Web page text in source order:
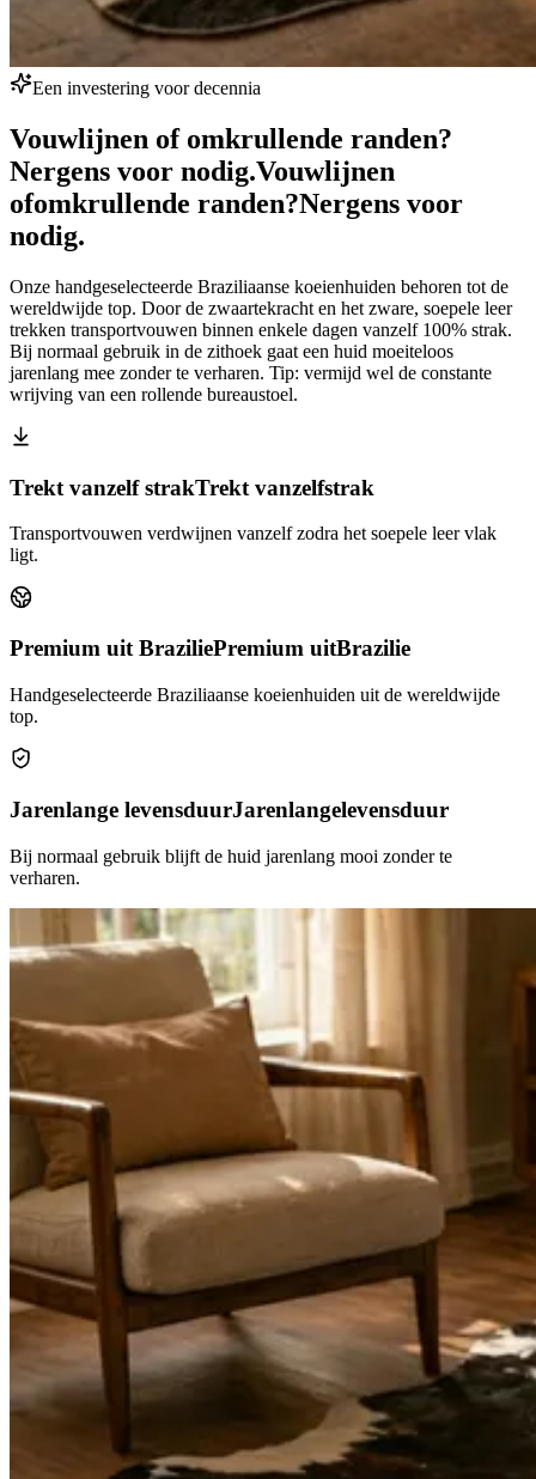
Een investering voor decennia
Vouwlijnen of omkrullende randen?
Nergens voor nodig.Vouwlijnen
ofomkrullende randen?Nergens voor
nodig.
Onze handgeselecteerde Braziliaanse koeienhuiden behoren tot de
wereldwijde top. Door de zwaartekracht en het zware, soepele leer
trekken transportvouwen binnen enkele dagen vanzelf 100% strak.
Bij normaal gebruik in de zithoek gaat een huid moeiteloos
jarenlang mee zonder te verharen. Tip: vermijd wel de constante
wrijving van een rollende bureaustoel.
Trekt vanzelf strakTrekt vanzelfstrak
Transportvouwen verdwijnen vanzelf zodra het soepele leer vlak
ligt.
Premium uit BraziliePremium uitBrazilie
Handgeselecteerde Braziliaanse koeienhuiden uit de wereldwijde
top.
Jarenlange levensduurJarenlangelevensduur
Bij normaal gebruik blijft de huid jarenlang mooi zonder te
verharen.